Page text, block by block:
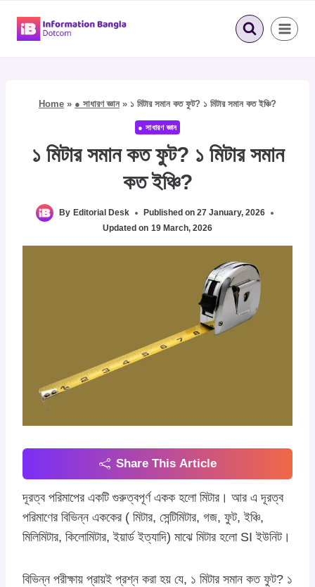
Home » ● সাধারণ জ্ঞান» ১ মিটার সমান কত ফুট? ১ মিটার সমান কত ইঞ্চি?
● সাধারণ জ্ঞান
১ মিটার সমান কত ফুট? ১ মিটার সমান
কত ইঞ্চি?
By Editorial Desk Published on 27 January, 2026
Updated on 19 March, 2026
Share This Article
দূরত্ব পরিমাপের একটি গুরুত্বপূর্ণ একক হলো মিটার। আর এ দূরত্ব
পরিমাণের বিভিন্ন এককের ( মিটার, সেন্টিমিটার, গজ, ফুট, ইঞ্চি,
মিলিমিটার, কিলোমিটার, ইয়ার্ড ইত্যাদি) মাঝে মিটার হলো SI ইউনিট।
বিভিন্ন পরীক্ষায় প্রায়ই প্রশ্ন করা হয় যে, ১ মিটার সমান কত ফুট? ১